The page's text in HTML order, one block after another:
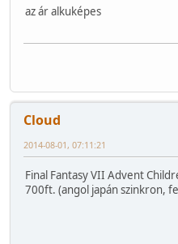
az ár alkuképes
Cloud
2014-08-01, 07:11:21
Final Fantasy VII Advent
700ft. (angol japán szinkron,